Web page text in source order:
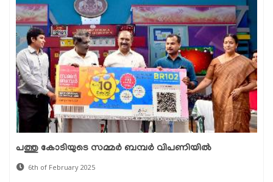
പത്തു കോടിയുടെ സമ്മർ ബമ്പർ വിപണിയിൽ
6th of February 2025